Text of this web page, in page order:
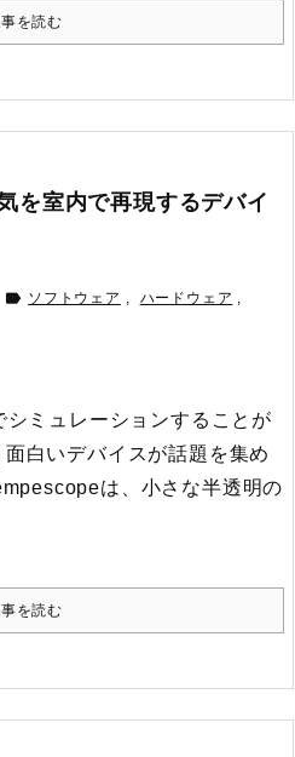
を読む
を室内で再現するデバイ
 ソフトウェア , ハードウェア ,
ミュレーションすることが
白いデバイスが話題を集め
は、小さな半透明の
を読む